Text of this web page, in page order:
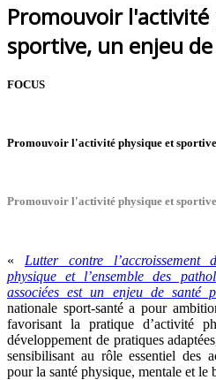
Promouvoir l'activité
sportive, un enjeu
FOCUS
Promouvoir l'activité physique et sportive
Promouvoir l'activité physique et
« Lutter contre l’accroissement
physique et l’ensemble des
associées est un enjeu de santé
nationale sport-santé a pour
favorisant la pratique d’activité
développement de pratiques
sensibilisant au rôle essentiel des
pour la santé physique, mentale et le